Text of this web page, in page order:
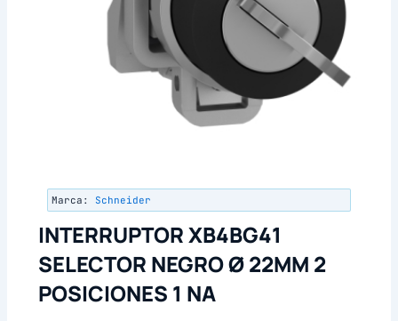
Marca: Schneider
INTERRUPTOR XB4BG41
SELECTOR NEGRO Ø 22MM 2
POSICIONES 1 NA